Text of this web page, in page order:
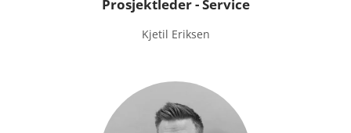
Prosjektleder - Service
Kjetil Eriksen